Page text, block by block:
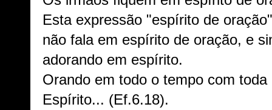
Esta expressão "espírito de
não fala em espírito de oração, e
adorando em espírito.
Orando em todo o tempo com
Espírito... (Ef.6.18).